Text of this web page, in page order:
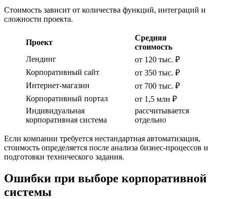
Стоимость зависит от количества функций, интеграций и
сложности проекта.
Проект
Средняя
стоимость
Лендинг
от 120 тыс. ₽
Корпоративный сайт
от 350 тыс. ₽
Интернет-магазин
от 700 тыс. ₽
Корпоративный портал
от 1,5 млн ₽
Индивидуальная
корпоративная система
рассчитывается
отдельно
Если компании требуется нестандартная автоматизация,
стоимость определяется после анализа бизнес-процессов и
подготовки технического задания.
Ошибки при выборе корпоративной
системы